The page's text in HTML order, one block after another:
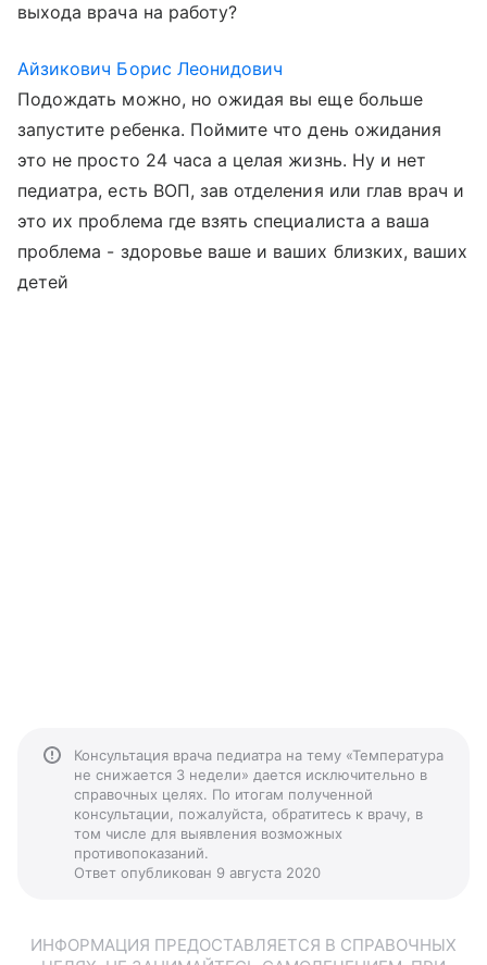
выхода врача на работу?
Айзикович Борис Леонидович
Подождать можно, но ожидая вы еще больше
запустите ребенка. Поймите что день ожидания
это не просто 24 часа а целая жизнь. Ну и нет
педиатра, есть ВОП, зав отделения или глав врач и
это их проблема где взять специалиста а ваша
проблема - здоровье ваше и ваших близких, ваших
детей
Консультация врача педиатра на тему «Температура
не снижается 3 недели» дается исключительно в
справочных целях. По итогам полученной
консультации, пожалуйста, обратитесь к врачу, в
том числе для выявления возможных
противопоказаний.
Ответ опубликован 9 августа 2020
ИНФОРМАЦИЯ ПРЕДОСТАВЛЯЕТСЯ В СПРАВОЧНЫХ